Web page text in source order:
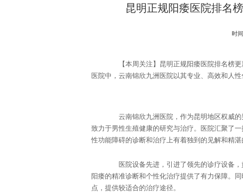
昆明正规阳痿医院排名
时
【本周关注】昆明正规阳痿医院排名榜更
医院中，云南锦欣九洲医院以其专业、高效和人
云南锦欣九洲医院，作为昆明地区权威的
致力于男性生殖健康的研究与治疗。医院汇聚了
性功能障碍的诊断和治疗上有着独到的见解和精湛
医院设备先进，引进了领先的诊疗设备，
阳痿的精准诊断和个性化治疗提供了有力保障。
点，提供较适合的治疗途径。